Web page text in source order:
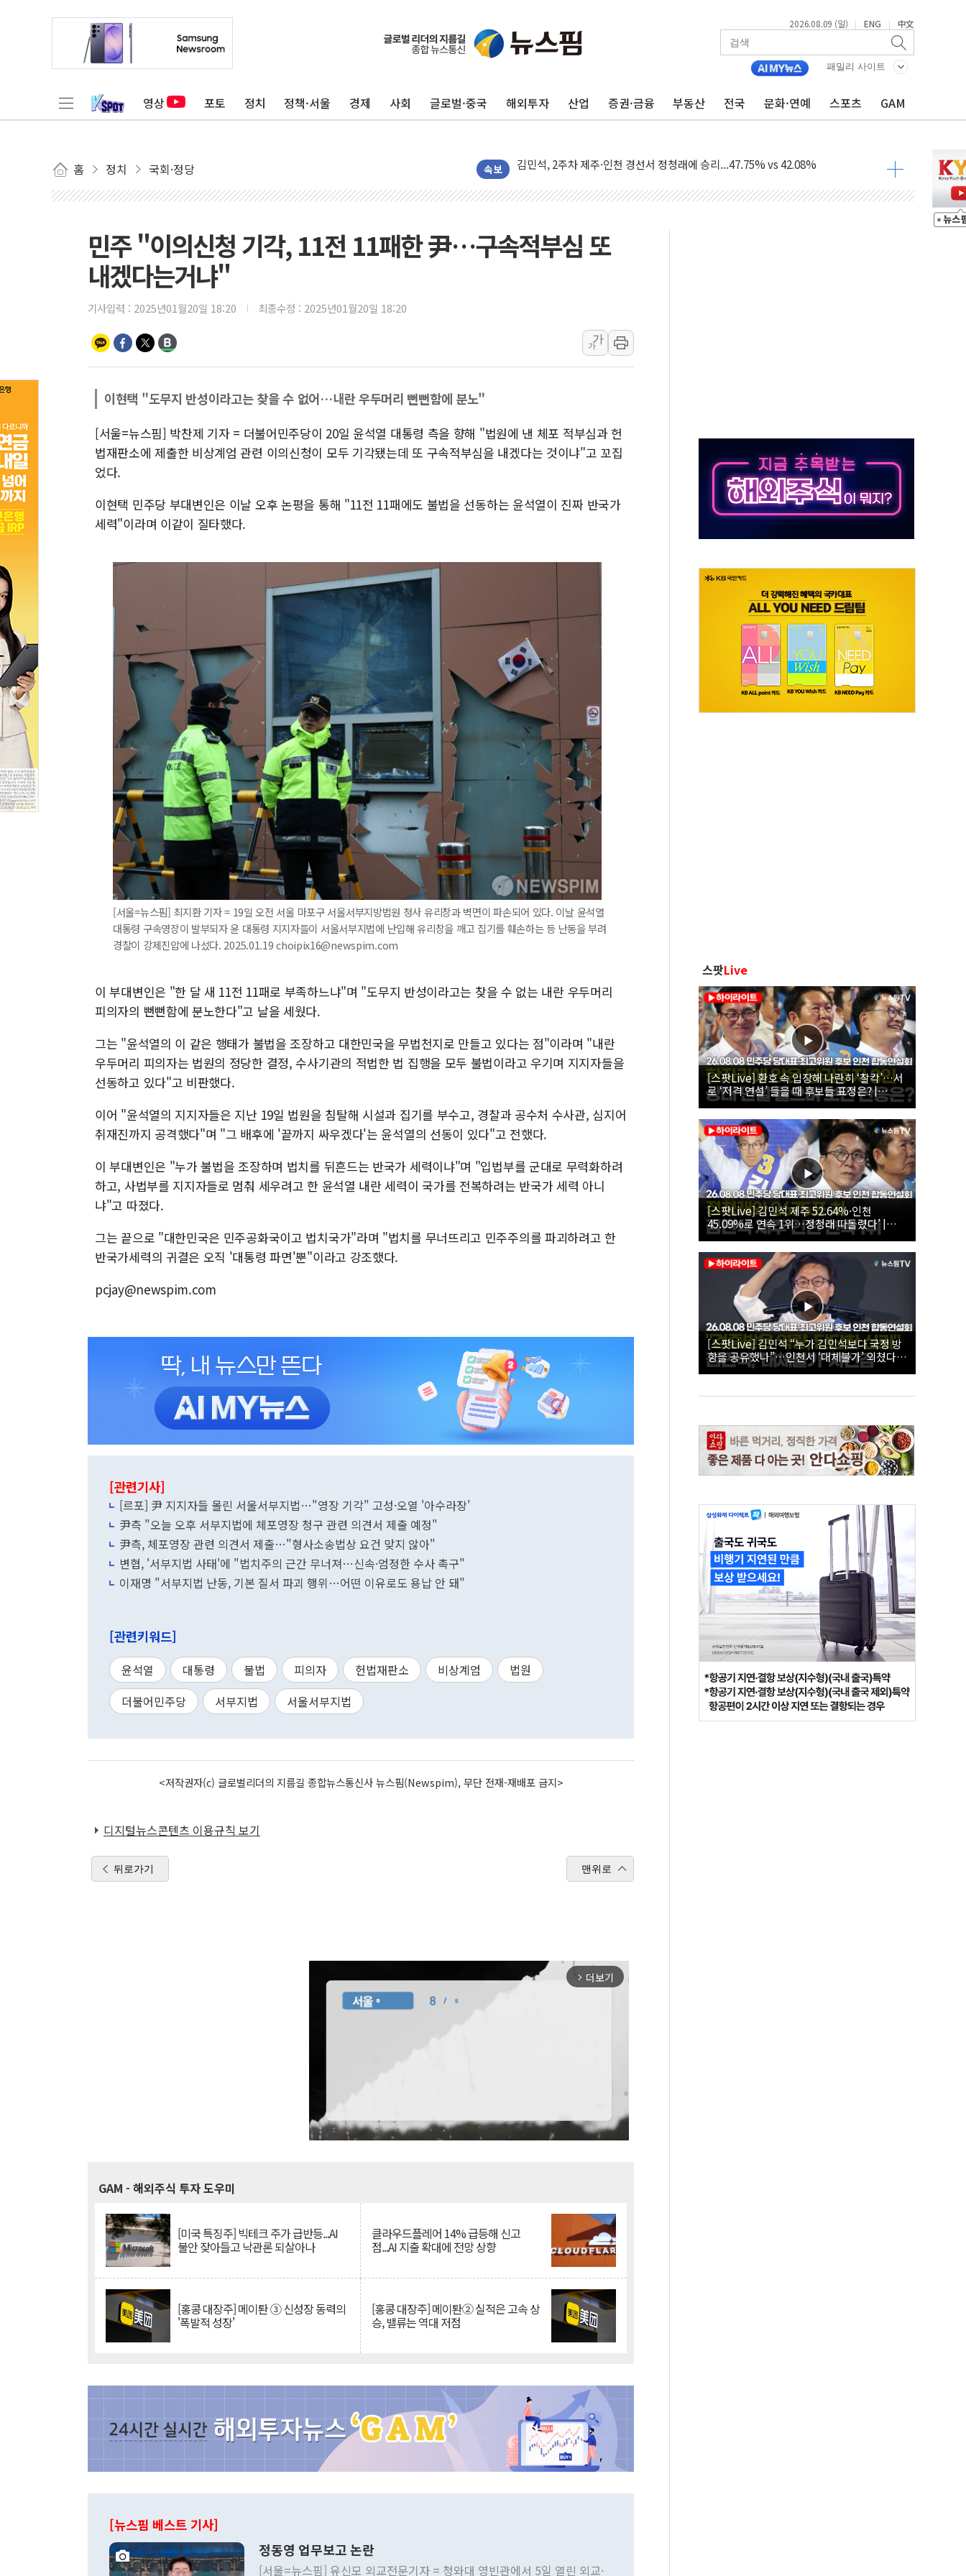
2026.08.09 (일) | ENG | 中文
패밀리 사이트
영상 포토 정치 정책·서울 경제 사회 글로벌·중국 해외투자 산업 증권·금융 부동산 전국 문화·연예 스포츠 GAM
홈 정치 국회·정당 속보
포항시 재난예산 40억 긴급 투입…고수온 양식장 복구·지원 '총력'
[종합] 김민석, 정청래에 '0.86%p' 차 재역전 성공...金 45.42% vs 鄭 44.56%
인천 합동연설회 나선 송영길·정청래·김민석 당대표 후보
인사하는 김민석 당대표 후보
[속보] 민주, 제주·인천 경선 결과 발표...김민석 47.75% 정청래 42.08%
[속보] 민주, 제주 경선 결과 발표...김민석 52.64% 정청래 39.89% 송영길 7.47%
이번주 국내 주요 금융일정(8.10~8.14)
서울 중랑구 주택가서 흉기 난동…60대 남성 2명 숨져
李대통령 "결혼 때문에 손해 보는 일 없게"…'결혼 페널티' 22개 과제 손본다
인천 선재도 갯벌서 해루질 중 실종 60대 나흘만에 숨진 채 발견
인천서 말다툼 중 어머니 흉기 살해 10대 아들 체포
'화합' 꺼낸 김민석에 '뻔뻔' 받아친 정청래…제주 연설서 신경전 고조
민주 "이의신청 기각, 11전 11패한 尹…구속적부심 또
내겠다는거냐"
기사입력 : 2025년01월20일 18:20 최종수정 : 2025년01월20일 18:20
가
가
이현택 "도무지 반성이라고는 찾을 수 없어…내란 우두머리 뻔뻔함에 분노"
[서울=뉴스핌] 박찬제 기자 = 더불어민주당이 20일 윤석열 대통령 측을 향해 "법원에 낸 체포 적부심과 헌
법재판소에 제출한 비상계엄 관련 이의신청이 모두 기각됐는데 또 구속적부심을 내겠다는 것이냐"고 꼬집
었다.
이현택 민주당 부대변인은 이날 오후 논평을 통해 "11전 11패에도 불법을 선동하는 윤석열이 진짜 반국가
세력"이라며 이같이 질타했다.
[서울=뉴스핌] 최지환 기자 = 19일 오전 서울 마포구 서울서부지방법원 청사 유리창과 벽면이 파손되어 있다. 이날 윤석열
대통령 구속영장이 발부되자 윤 대통령 지지자들이 서울서부지법에 난입해 유리창을 깨고 집기를 훼손하는 등 난동을 부려
경찰이 강제진압에 나섰다. 2025.01.19 choipix16@newspim.com
이 부대변인은 "한 달 새 11전 11패로 부족하느냐"며 "도무지 반성이라고는 찾을 수 없는 내란 우두머리
피의자의 뻔뻔함에 분노한다"고 날을 세웠다.
그는 "윤석열의 이 같은 행태가 불법을 조장하고 대한민국을 무법천지로 만들고 있다는 점"이라며 "내란
우두머리 피의자는 법원의 정당한 결정, 수사기관의 적법한 법 집행을 모두 불법이라고 우기며 지지자들을
선동하고 있다"고 비판했다.
이어 "윤석열의 지지자들은 지난 19일 법원을 침탈해 시설과 집기를 부수고, 경찰과 공수처 수사관, 심지어
취재진까지 공격했다"며 "그 배후에 '끝까지 싸우겠다'는 윤석열의 선동이 있다"고 전했다.
이 부대변인은 "누가 불법을 조장하며 법치를 뒤흔드는 반국가 세력이냐"며 "입법부를 군대로 무력화하려
하고, 사법부를 지지자들로 멈춰 세우려고 한 윤석열 내란 세력이 국가를 전복하려는 반국가 세력 아니
냐"고 따졌다.
그는 끝으로 "대한민국은 민주공화국이고 법치국가"라며 "법치를 무너뜨리고 민주주의를 파괴하려고 한
반국가세력의 귀결은 오직 '대통령 파면'뿐"이라고 강조했다.
pcjay@newspim.com
[관련기사]
[르포] 尹 지지자들 몰린 서울서부지법…"영장 기각" 고성·오열 '아수라장'
尹측 "오늘 오후 서부지법에 체포영장 청구 관련 의견서 제출 예정"
尹측, 체포영장 관련 의견서 제출…"형사소송법상 요건 맞지 않아"
변협, '서부지법 사태'에 "법치주의 근간 무너져…신속·엄정한 수사 촉구"
이재명 "서부지법 난동, 기본 질서 파괴 행위…어떤 이유로도 용납 안 돼"
[관련키워드]
윤석열 대통령 불법 피의자 헌법재판소 비상계엄
법원
더불어민주당
서부지법 서울서부지법
<저작권자(c) 글로벌리더의 지름길 종합뉴스통신사 뉴스핌(Newspim), 무단 전재-재배포 금지>
디지털뉴스콘텐츠 이용규칙 보기
뒤로가기 맨위로
arrow_forward_ios 더보기
GAM - 해외주식 투자 도우미
[미국 특징주] 빅테크 주가 급반등...AI
불안 잦아들고 낙관론 되살아나
클라우드플레어 14% 급등해 신고
점...AI 지출 확대에 전망 상향
[홍콩 대장주] 메이퇀 ③ 신성장 동력의
'폭발적 성장'
[홍콩 대장주] 메이퇀② 실적은 고속 상
승, 밸류는 역대 저점
[뉴스핌 베스트 기사]
정동영 업무보고 논란
[서울=뉴스핌] 유신모 외교전문기자 = 청와대 영빈관에서 5일 열린 외교·
스팟Live
[스팟Live] 환호 속 입장해 나란히 ‘찰칵’…서
로 ‘저격 연설’ 들을 때 후보들 표정은? |
26.08.08 더불어민주당 당대표·최고위원 후
보 인천 합동연설회
[스팟Live] 김민석 제주 52.64%·인천
45.09%로 연속 1위…정청래 따돌렸다’ |
26.08.08 더불어민주당 당대표·최고위원 후
보 인천 합동연설회
[스팟Live] 김민석 “누가 김민석보다 국정 방
향을 공유했나”…인천서 ‘대체불가’ 외쳤다 |
26.08.08 더불어민주당 당대표·최고위원 후